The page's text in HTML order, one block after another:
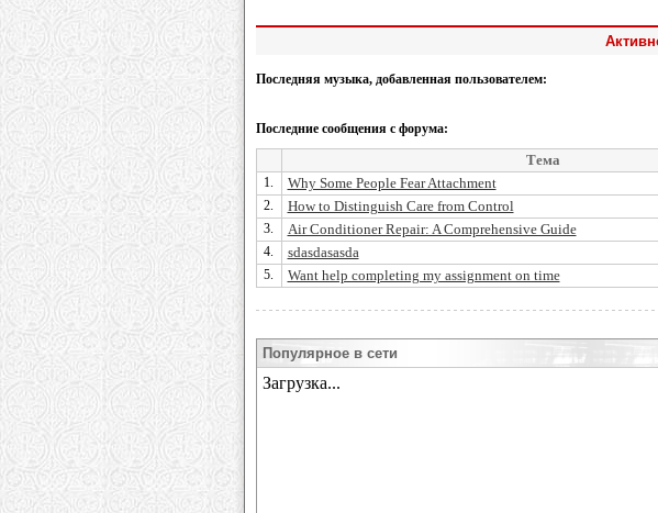
Последняя музыка, добавленная пользователем:
Последние сообщения с форума:
Тема
1. Why Some People Fear Attachment
2. How to Distinguish Care from Control
3. Air Conditioner Repair: A Comprehensive Guide
4. sdasdasasda
5. Want help completing my assignment on time
Популярное в сети